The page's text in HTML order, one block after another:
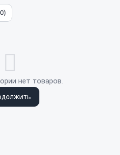
нет товаров.